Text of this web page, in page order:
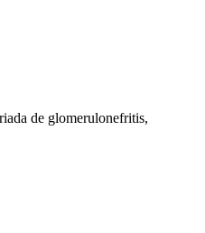
de glomerulonefritis,